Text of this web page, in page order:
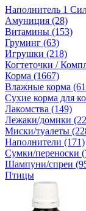
Наполнитель 1
Амуниция (28)
Витамины (153)
Груминг (63)
Игрушки (218)
Когтеточки /
Корма (1667)
Влажные корма
Сухие корма для
Лакомства (149)
Лежаки/домики
Миски/туалеты
Наполнители (171)
Сумки/переноски
Шампуни/спреи
Птицы